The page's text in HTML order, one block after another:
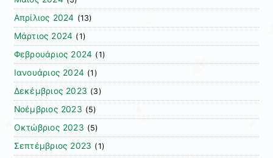
Απρίλιος 2024 (13)
Μάρτιος 2024 (1)
Φεβρουάριος 2024 (1)
Ιανουάριος 2024 (1)
Δεκέμβριος 2023 (3)
Νοέμβριος 2023 (5)
Οκτώβριος 2023 (5)
Σεπτέμβριος 2023 (1)